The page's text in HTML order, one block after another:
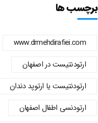
برچسب ها
www.drmehdirafiei.com
ارتودنتیست در اصفهان
ارتودنتیست یا ارتوپد دندان
ارتودنسي اطفال اصفهان